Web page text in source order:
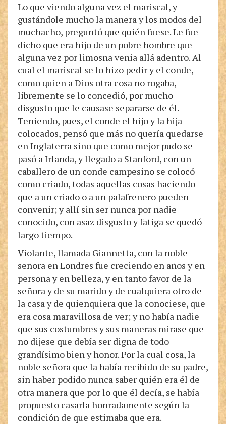
Lo que viendo alguna vez el mariscal, y
gustándole mucho la manera y los modos del
muchacho, preguntó que quién fuese. Le fue
dicho que era hijo de un pobre hombre que
alguna vez por limosna venia allá adentro. Al
cual el mariscal se lo hizo pedir y el conde,
como quien a Dios otra cosa no rogaba,
libremente se lo concedió, por mucho
disgusto que le causase separarse de él.
Teniendo, pues, el conde el hijo y la hija
colocados, pensó que más no quería quedarse
en Inglaterra sino que como mejor pudo se
pasó a Irlanda, y llegado a Stanford, con un
caballero de un conde campesino se colocó
como criado, todas aquellas cosas haciendo
que a un criado o a un palafrenero pueden
convenir; y allí sin ser nunca por nadie
conocido, con asaz disgusto y fatiga se quedó
largo tiempo.
Violante, llamada Giannetta, con la noble
señora en Londres fue creciendo en años y en
persona y en belleza, y en tanto favor de la
señora y de su marido y de cualquiera otro de
la casa y de quienquiera que la conociese, que
era cosa maravillosa de ver; y no había nadie
que sus costumbres y sus maneras mirase que
no dijese que debía ser digna de todo
grandísimo bien y honor. Por la cual cosa, la
noble señora que la había recibido de su padre,
sin haber podido nunca saber quién era él de
otra manera que por lo que él decía, se había
propuesto casarla honradamente según la
condición de que estimaba que era.